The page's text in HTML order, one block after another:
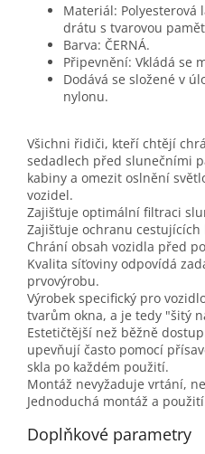
Materiál: Polyesterová
drátu s tvarovou
Barva: ČERNÁ.
Připevnění: Vkládá se
Dodává se složené v
nylonu.
Všichni řidiči, kteří chtějí
sedadlech před slunečními
kabiny a omezit oslnění
vozidel.
Zajišťuje optimální filtraci
Zajišťuje ochranu
Chrání obsah vozidla před
Kvalita síťoviny odpovídá
prvovýrobu.
Výrobek specifický pro
tvarům okna, a je tedy "šitý
Estetičtější než běžně
upevňují často pomocí
skla po každém použití.
Montáž nevyžaduje vrtání,
Jednoduchá montáž a
Doplňkové parametry